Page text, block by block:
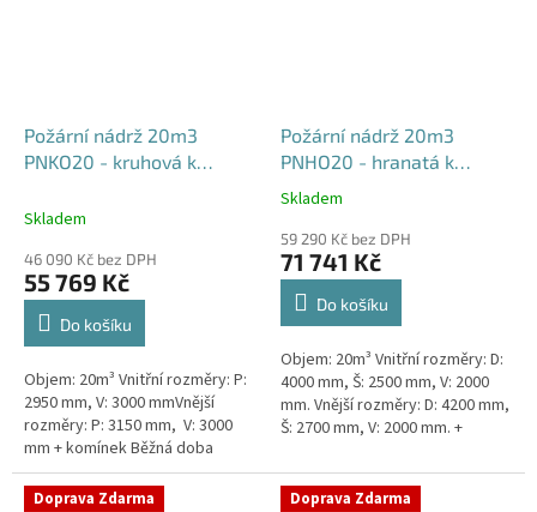
Požární nádrž 20m3
PNKO20 - kruhová k
Skladem
46 090 Kč bez DPH
55 769 Kč
Do košíku
Objem: 20m³ Vnitřní rozměry: P:
2950 mm, V: 3000 mmVnější
rozměry: P: 3150 mm, V: 3000
mm + komínek Běžná doba
dodání 2-3 týdny od objednávky.
Rozměry nádrže možno...
Požární nádrž 20m3
PNHO20 - hranatá k
obetonování
Průměrné
produktu
je
5,0
hvězdiček.
Skladem
59 290 Kč bez DPH
71 741 Kč
Do košíku
Objem: 20m³ Vnitřní rozměry: D:
4000 mm, Š: 2500 mm, V: 2000
mm. Vnější rozměry: D: 4200 mm,
Š: 2700 mm, V: 2000 mm. +
týdny od objednávky....
Doprava Zdarma Doprava Zdarma